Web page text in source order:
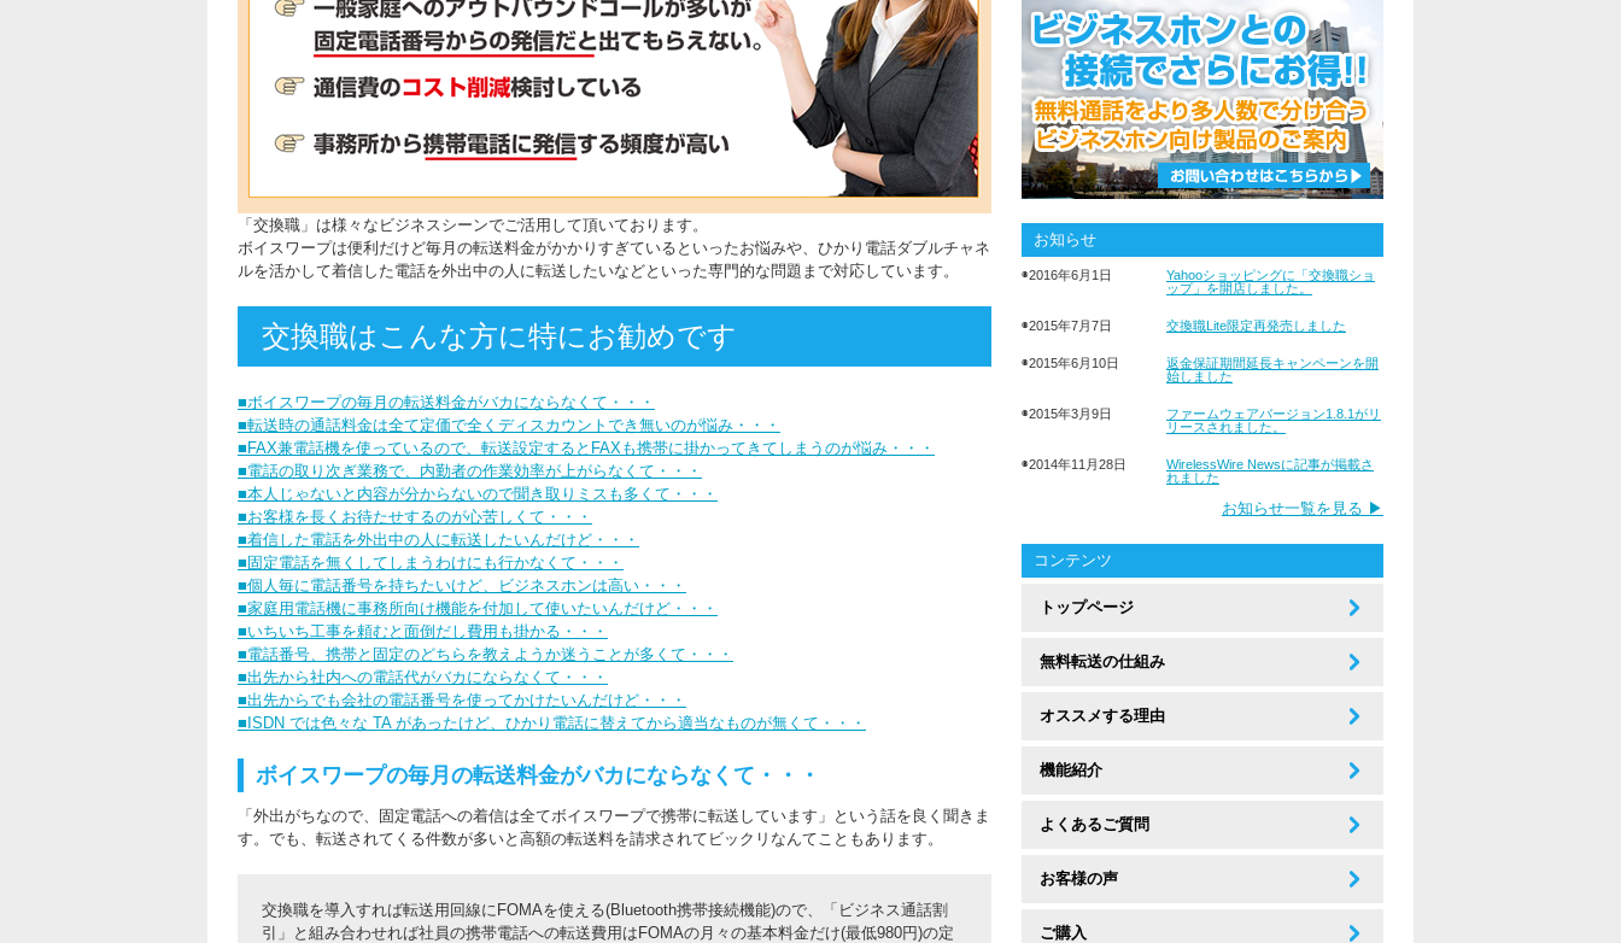
「交換職」は様々なビジネスシーンでご活用して頂いております。
ボイスワープは便利だけど毎月の転送料金がかかりすぎているといったお悩みや、ひかり電話ダブルチャネ
ルを活かして着信した電話を外出中の人に転送したいなどといった専門的な問題まで対応しています。
交換職はこんな方に特にお勧めです
■ボイスワープの毎月の転送料金がバカにならなくて・・・
■転送時の通話料金は全て定価で全くディスカウントでき無いのが悩み・・・
■FAX兼電話機を使っているので、転送設定するとFAXも携帯に掛かってきてしまうのが悩み・・・
■電話の取り次ぎ業務で、内勤者の作業効率が上がらなくて・・・
■本人じゃないと内容が分からないので聞き取りミスも多くて・・・
■お客様を長くお待たせするのが心苦しくて・・・
■着信した電話を外出中の人に転送したいんだけど・・・
■固定電話を無くしてしまうわけにも行かなくて・・・
■個人毎に電話番号を持ちたいけど、ビジネスホンは高い・・・
■家庭用電話機に事務所向け機能を付加して使いたいんだけど・・・
■いちいち工事を頼むと面倒だし費用も掛かる・・・
■電話番号、携帯と固定のどちらを教えようか迷うことが多くて・・・
■出先から社内への電話代がバカにならなくて・・・
■出先からでも会社の電話番号を使ってかけたいんだけど・・・
■ISDN では色々な TA があったけど、ひかり電話に替えてから適当なものが無くて・・・
ボイスワープの毎月の転送料金がバカにならなくて・・・
「外出がちなので、固定電話への着信は全てボイスワープで携帯に転送しています」という話を良く聞きま
す。でも、転送されてくる件数が多いと高額の転送料を請求されてビックリなんてこともあります。
交換職を導入すれば転送用回線にFOMAを使える(Bluetooth携帯接続機能)ので、「ビジネス通話割
引」と組み合わせれば社員の携帯電話への転送費用はFOMAの月々の基本料金だけ(最低980円)の定
お知らせ
◉2016年6月1日
Yahooショッピングに「交換職ショ
ップ」を開店しました。
◉2015年7月7日 交換職Lite限定再発売しました
◉2015年6月10日
返金保証期間延長キャンペーンを開
始しました
◉2015年3月9日
ファームウェアバージョン1.8.1がリ
リースされました。
◉2014年11月28日
WirelessWire Newsに記事が掲載さ
れました
お知らせ一覧を見る ▶
コンテンツ
トップページ
無料転送の仕組み
オススメする理由
機能紹介
よくあるご質問
お客様の声
ご購入